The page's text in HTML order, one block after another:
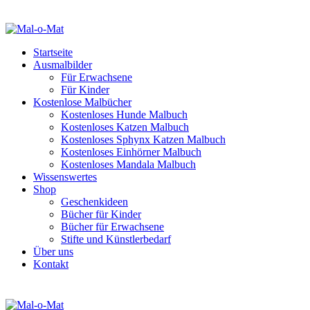
Startseite
Ausmalbilder
Für Erwachsene
Für Kinder
Kostenlose Malbücher
Kostenloses Hunde Malbuch
Kostenloses Katzen Malbuch
Kostenloses Sphynx Katzen Malbuch
Kostenloses Einhörner Malbuch
Kostenloses Mandala Malbuch
Wissenswertes
Shop
Geschenkideen
Bücher für Kinder
Bücher für Erwachsene
Stifte und Künstlerbedarf
Über uns
Kontakt